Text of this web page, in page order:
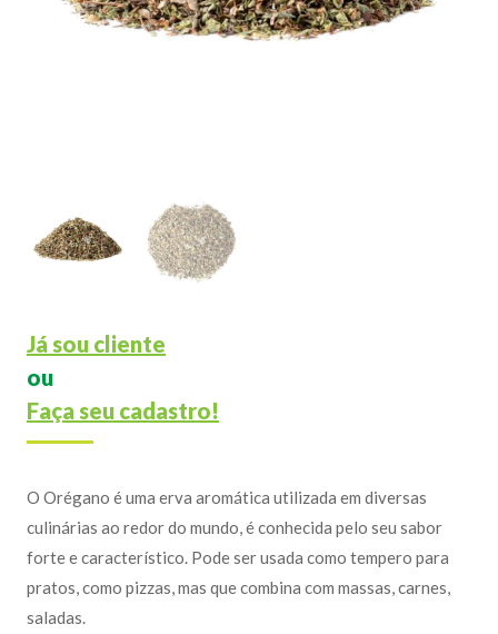
Já sou cliente
ou
Faça seu cadastro!
O Orégano é uma erva aromática utilizada em diversas
culinárias ao redor do mundo, é conhecida pelo seu sabor
forte e característico. Pode ser usada como tempero para
pratos, como pizzas, mas que combina com massas, carnes,
saladas.